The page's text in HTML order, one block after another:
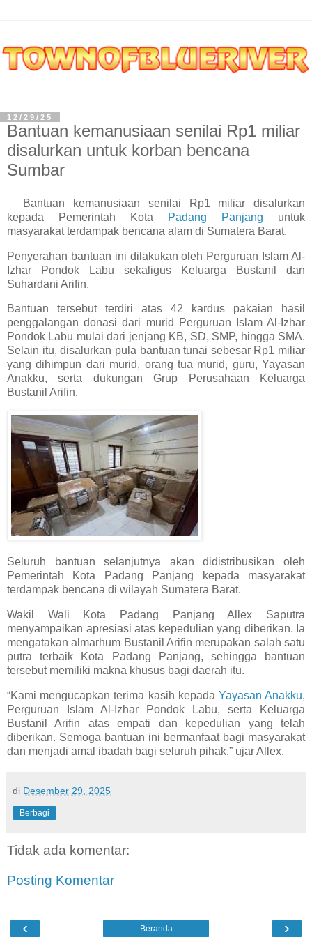
12/29/25
Bantuan kemanusiaan senilai Rp1 miliar
disalurkan untuk korban bencana
Sumbar
Bantuan kemanusiaan senilai Rp1 miliar disalurkan
kepada Pemerintah Kota
Padang Panjang untuk
masyarakat terdampak bencana alam di Sumatera Barat.
Penyerahan bantuan ini dilakukan oleh Perguruan Islam Al-
Izhar Pondok Labu sekaligus Keluarga Bustanil dan
Suhardani Arifin.
Bantuan tersebut terdiri atas 42 kardus pakaian hasil
penggalangan donasi dari murid Perguruan Islam Al-Izhar
Pondok Labu mulai dari jenjang KB, SD, SMP, hingga SMA.
Selain itu, disalurkan pula bantuan tunai sebesar Rp1 miliar
yang dihimpun dari murid, orang tua murid, guru, Yayasan
Anakku, serta dukungan Grup Perusahaan Keluarga
Bustanil Arifin.
Seluruh bantuan selanjutnya akan didistribusikan oleh
Pemerintah Kota Padang Panjang kepada masyarakat
terdampak bencana di wilayah Sumatera Barat.
Wakil Wali Kota Padang Panjang Allex Saputra
menyampaikan apresiasi atas kepedulian yang diberikan. Ia
mengatakan almarhum Bustanil Arifin merupakan salah satu
putra terbaik Kota Padang Panjang, sehingga bantuan
tersebut memiliki makna khusus bagi daerah itu.
“Kami mengucapkan terima kasih kepada Yayasan Anakku,
Perguruan Islam Al-Izhar Pondok Labu, serta Keluarga
Bustanil Arifin atas empati dan kepedulian yang telah
diberikan. Semoga bantuan ini bermanfaat bagi masyarakat
dan menjadi amal ibadah bagi seluruh pihak,” ujar Allex.
di Desember 29, 2025
Berbagi
Tidak ada komentar:
Posting Komentar
‹ ›
Beranda